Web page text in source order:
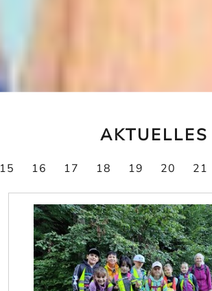
AKTUELLES
15 16 17 18 19 20 21